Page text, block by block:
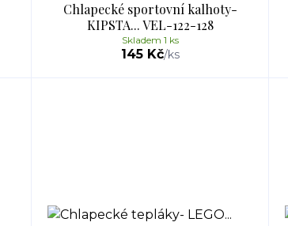
Chlapecké sportovní kalhoty-
KIPSTA... VEL-122-128
145 Kč/ks
Skladem 1 ks